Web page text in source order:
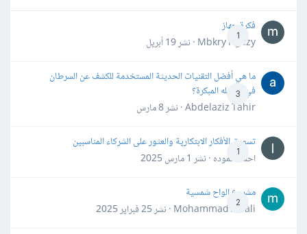
1
فكرة جهاز
Mbkry Hgazy · نشر
19 أبريل
3
ما هي أفضل التقنيات الحديثة المستخدمة للكشف عن السرطان
في مراحله المبكرة؟
Abdelaziz Tahir · نشر
8 مارس
1
تسويق الأفكار الابتكارية والعثور على الشركاء المناسبين
احمد حموده · نشر 1 مارس 2025
2
مشروع الواح شمسية
Mohammad Awali · نشر
25 فبراير 2025